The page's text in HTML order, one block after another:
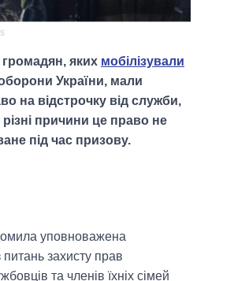
яких мобілізували
України, мали
на відстрочку від служби,
причини це право не
під час призову.
уповноважена
питань захисту прав
та членів їхніх сімей